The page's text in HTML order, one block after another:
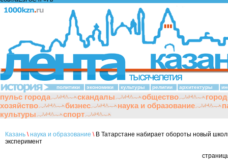
политики экономики культуры религии архитектуры
пульс города скандалы общество
хозяйство
бизнес наука и образование
культуры
спорт
Казань \ наука и образование \В Татарстане набирает обороты новый
эксперимент